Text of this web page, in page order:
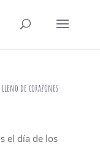
de corazones
el día de los